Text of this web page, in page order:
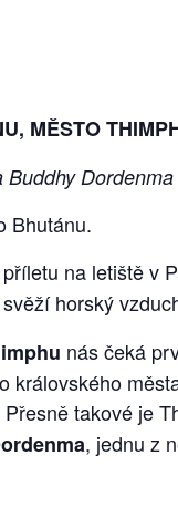
MĚSTO
Dordenma
Bhutánu.
na letiště v
horský
nás čeká
královského
takové je
, jednu z